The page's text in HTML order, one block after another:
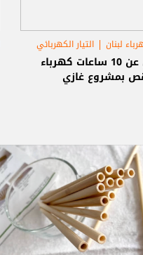
لبنان التيار الكهربائي
الصدي يعلن عن 10 ساعات كهرباء
بمشروع غازي